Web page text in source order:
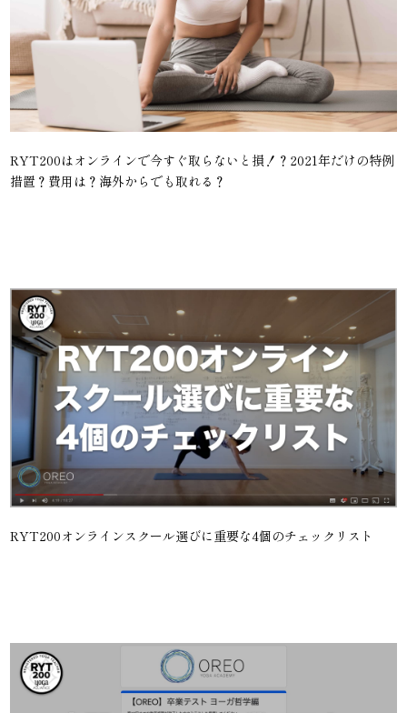
RYT200はオンラインで今すぐ取らないと損！？2021年だけの特例
措置？費用は？海外からでも取れる？
RYT200オンラインスクール選びに重要な4個のチェックリスト